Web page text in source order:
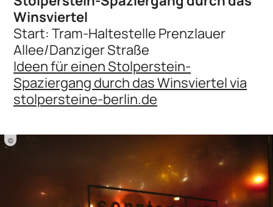
Winsviertel
Start: Tram-Haltestelle Prenzlauer
Allee/Danziger Straße
Ideen für einen Stolperstein-
Spaziergang durch das Winsviertel via
stolpersteine-berlin.de
©